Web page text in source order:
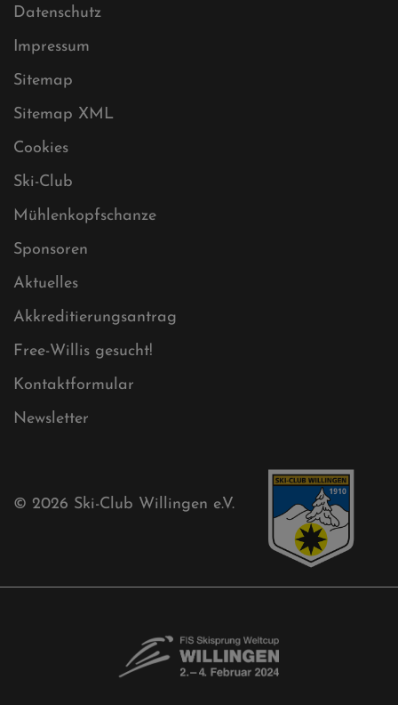
Datenschutz
Impressum
Sitemap
Sitemap XML
Cookies
Ski-Club
Mühlenkopfschanze
Sponsoren
Aktuelles
Akkreditierungsantrag
Free-Willis gesucht!
Kontaktformular
Newsletter
© 2026 Ski-Club Willingen e.V.